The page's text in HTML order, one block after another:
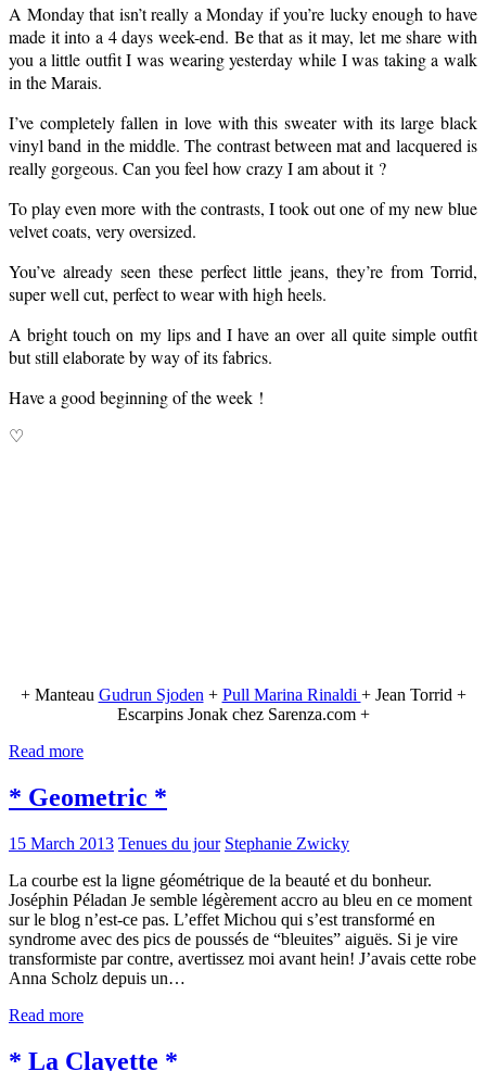
A Monday that isn’t really a Monday if you’re lucky enough to have
made it into a 4 days week-end. Be that as it may, let me share with
you a little outfit I was wearing yesterday while I was taking a walk
in the Marais.
I’ve completely fallen in love with this sweater with its large black
vinyl band in the middle. The contrast between mat and lacquered is
really gorgeous. Can you feel how crazy I am about it ?
To play even more with the contrasts, I took out one of my new blue
velvet coats, very oversized.
You’ve already seen these perfect little jeans, they’re from Torrid,
super well cut, perfect to wear with high heels.
A bright touch on my lips and I have an over all quite simple outfit
but still elaborate by way of its fabrics.
Have a good beginning of the week !
♡
+ Manteau Gudrun Sjoden + Pull Marina Rinaldi + Jean Torrid +
Escarpins Jonak chez Sarenza.com +
Read more
* Geometric *
15 March 2013 Tenues du jour Stephanie Zwicky
La courbe est la ligne géométrique de la beauté et du bonheur.
Joséphin Péladan Je semble légèrement accro au bleu en ce moment
sur le blog n’est-ce pas. L’effet Michou qui s’est transformé en
syndrome avec des pics de poussés de “bleuites” aiguës. Si je vire
transformiste par contre, avertissez moi avant hein! J’avais cette robe
Anna Scholz depuis un…
Read more
* La Clayette *